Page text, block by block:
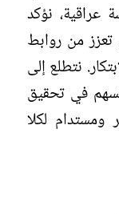
عراقية، نؤكد
تعزز من روابط
نتطلع إلى
تسهم في تحقيق
ومستدام لكلا